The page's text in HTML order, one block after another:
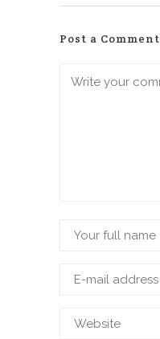
Post a Comment